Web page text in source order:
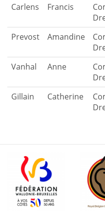
Carlens
Francis
Prevost Amandine
Vanhal Anne
Gillain Catherine